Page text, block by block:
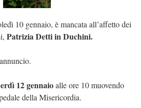
10 gennaio, è mancata all’affetto dei
Patrizia Detti in Duchini.
12 gennaioalle ore 10 muovendo
della Misericordia.